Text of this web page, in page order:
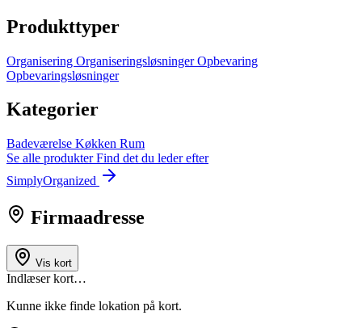
Produkttyper
Organisering OrganiseringsløsningerOpbevaring
Opbevaringsløsninger
Kategorier
Badeværelse Køkken Rum
Se alle produkterFind det du leder efter
SimplyOrganized
Firmaadresse
Vis kort
Indlæser kort…
Kunne ikke finde lokation på kort.